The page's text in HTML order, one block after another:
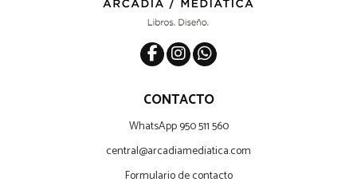
CONTACTO
WhatsApp 950 511 560
central@arcadiamediatica.com
Formulario de contacto